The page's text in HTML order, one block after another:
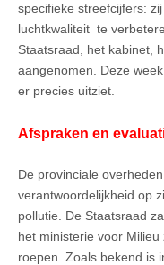
specifieke streefcijfers:
luchtkwaliteit te
Staatsraad, het kabinet,
aangenomen. Deze
er precies uitziet.
Afspraken en
De provinciale
verantwoordelijkheid op
pollutie. De Staatsraad
het ministerie voor
roepen. Zoals bekend is